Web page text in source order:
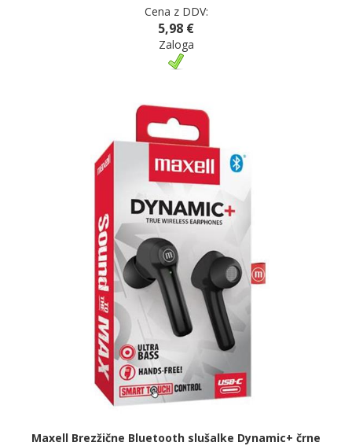
Cena z DDV:
5,98 €
Zaloga
Maxell Brezžične Bluetooth slušalke Dynamic+ črne